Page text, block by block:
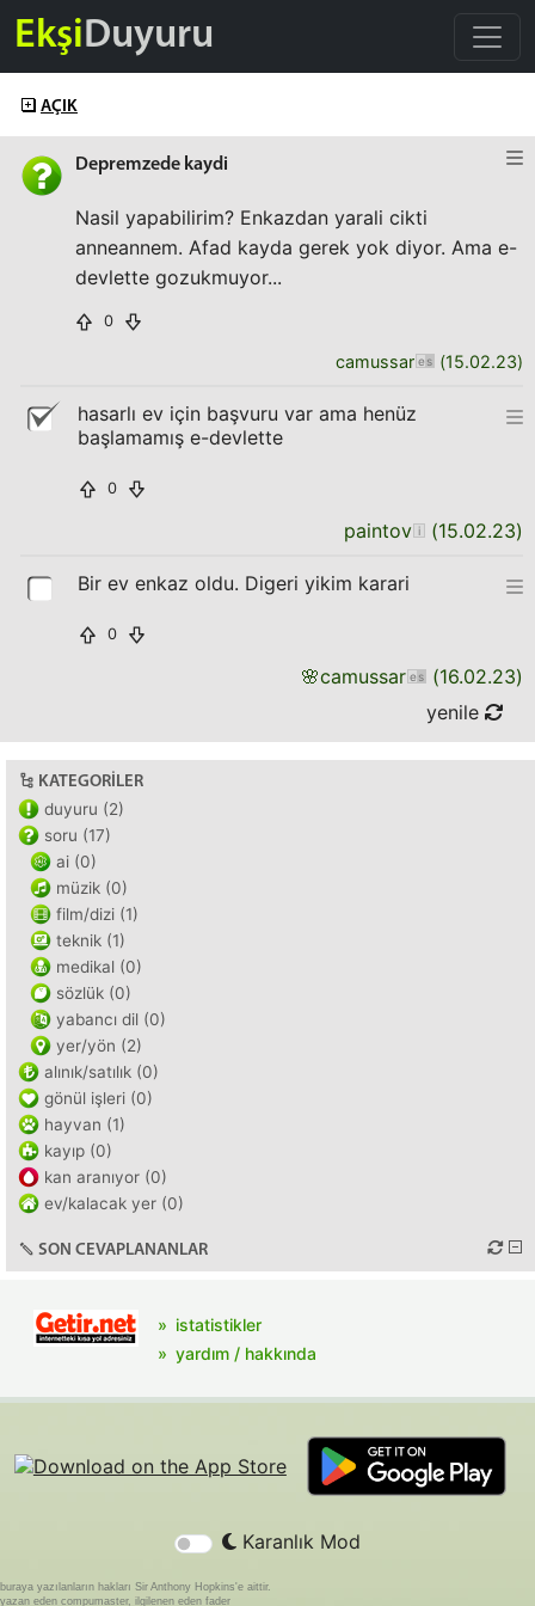
EkşiDuyuru
AÇIK
Depremzede kaydi
Nasil yapabilirim? Enkazdan yarali cikti
anneannem. Afad kayda gerek yok diyor. Ama e-
devlette gozukmuyor...
0
camussar (15.02.23)
hasarlı ev için başvuru var ama henüz
başlamamış e-devlette
0
paintov (15.02.23)
Bir ev enkaz oldu. Digeri yikim karari
0
🌸camussar (16.02.23)
yenile
KATEGORILER
duyuru (2)
soru (17)
ai (0)
müzik (0)
film/dizi (1)
teknik (1)
medikal (0)
sözlük (0)
yabancı dil (0)
yer/yön (2)
alınık/satılık (0)
gönül işleri (0)
hayvan (1)
kayıp (0)
kan aranıyor (0)
ev/kalacak yer (0)
SON CEVAPLANANLAR
istatistikler
yardım / hakkında
Karanlık Mod
buraya yazılanların hakları Sir Anthony Hopkins'e aittir.
yazan eden compumaster, ilgilenen eden fader